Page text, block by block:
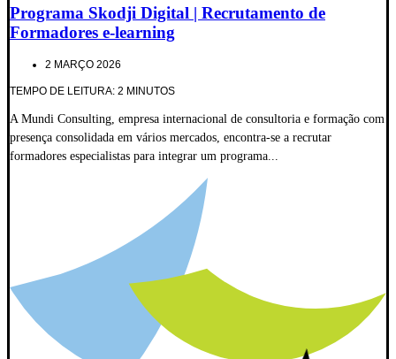
Programa Skodji Digital | Recrutamento de
Formadores e-learning
2 MARÇO 2026
TEMPO DE LEITURA: 2 MINUTOS
A Mundi Consulting, empresa internacional de consultoria e formação com
presença consolidada em vários mercados, encontra-se a recrutar
formadores especialistas para integrar um programa...